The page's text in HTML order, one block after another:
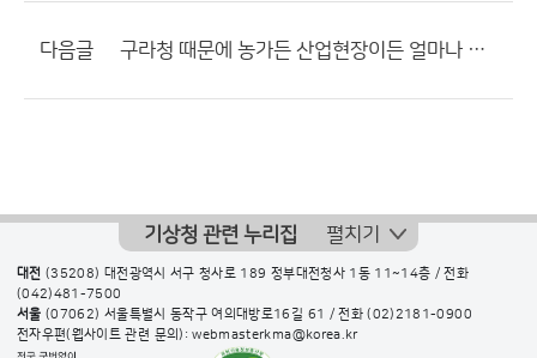
다음글 구라청 때문에 농가든 산업현장이든 얼마나 피해봐야함?
기상청 관련 누리집 펼치기
대전 (35208) 대전광역시 서구 청사로 189 정부대전청사 1동 11~14층 / 전화
(042)481-7500
서울 (07062) 서울특별시 동작구 여의대방로16길 61 / 전화(02)2181-0900
전자우편(웹사이트 관련 문의): webmasterkma@korea.kr